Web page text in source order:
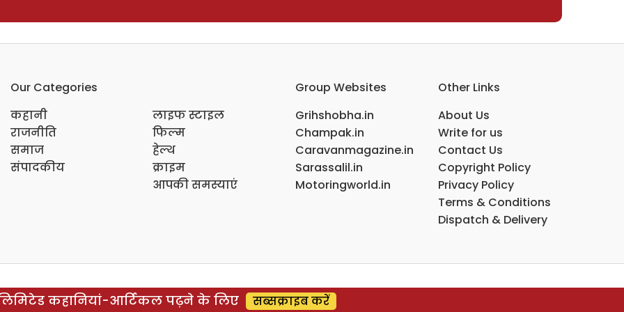
Our Categories
कहानी
राजनीति
समाज
संपादकीय
लाइफ स्टाइल
फिल्म
हेल्थ
क्राइम
आपकी समस्याएं
Group Websites
Grihshobha.in
Champak.in
Caravanmagazine.in
Sarassalil.in
Motoringworld.in
Other Links
About Us
Write for us
Contact Us
Copyright Policy
Privacy Policy
Terms & Conditions
Dispatch & Delivery
कहानियां-आर्टिकल पढ़ने के लिए सब्सक्राइब करें